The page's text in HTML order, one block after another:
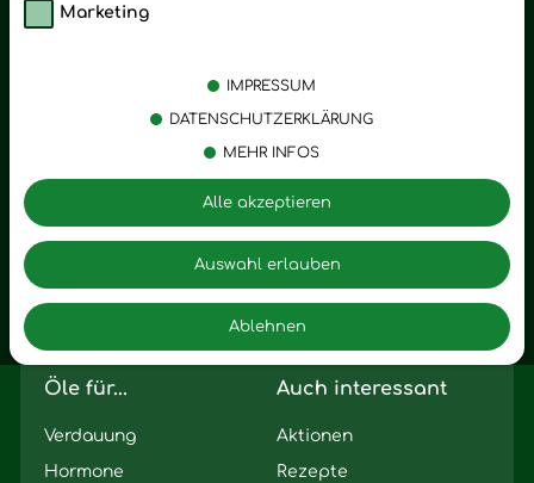
Marketing
IMPRESSUM
DATENSCHUTZERKLÄRUNG
MEHR INFOS
Ablehnen
Auswahl erlauben
Alle akzeptieren
Zuhause
Stress
Entspannung
Trauer
Romantik
Motivation
Seelischer Schlag
Öle für...
Verdauung
Hormone
Auch interessant
Aktionen
Rezepte